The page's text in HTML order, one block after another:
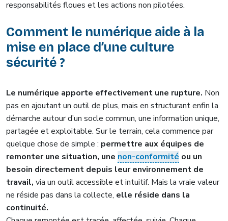
responsabilités floues et les actions non pilotées.
Comment le numérique aide à la
mise en place d’une culture
sécurité ?
Le numérique apporte effectivement une rupture. Non
pas en ajoutant un outil de plus, mais en structurant enfin la
démarche autour d’un socle commun, une information unique,
partagée et exploitable. Sur le terrain, cela commence par
quelque chose de simple : permettre aux équipes de
remonter une situation, une non-conformité ou un
besoin directement depuis leur environnement de
travail, via un outil accessible et intuitif. Mais la vraie valeur
ne réside pas dans la collecte, elle réside dans la
continuité.